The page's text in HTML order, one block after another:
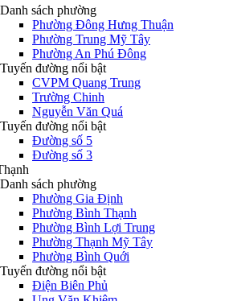
Danh sách phường
Phường Đông Hưng Thuận
Phường Trung Mỹ Tây
Phường An Phú Đông
Tuyến đường nổi bật
CVPM Quang Trung
Trường Chinh
Nguyễn Văn Quá
Tuyến đường nổi bật
Đường số 5
Đường số 3
Danh sách phường
Phường Gia Định
Phường Bình Thạnh
Phường Bình Lợi Trung
Phường Thạnh Mỹ Tây
Phường Bình Quới
Tuyến đường nổi bật
Điện Biên Phủ